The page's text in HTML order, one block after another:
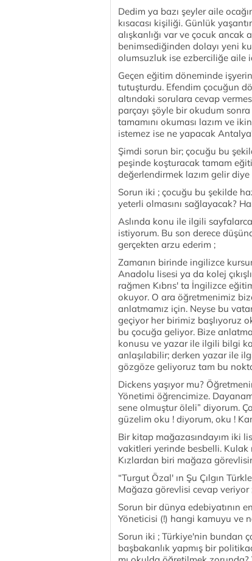
Dedim ya bazı şeyler aile
kısacası kişiliği. Günlük
alışkanlığı var ve çocuk ancak
benimsediğinden dolayı yeni
olumsuzluk ise ezberciliğe aile
Geçen eğitim döneminde
tutuşturdu. Efendim çocuğun
altındaki sorulara cevap
parçayı şöyle bir okudum
tamamını okuması lazım ve
istemez ise ne yapacak
Şimdi sorun bir; çocuğu bu
peşinde koşturacak tamam
değerlendirmek lazım gelir
Sorun iki ; çocuğu bu şekilde
yeterli olmasını sağlayacak?
Aslında konu ile ilgili
istiyorum. Bu son derece
gerçekten arzu ederim ;
Zamanın birinde ingilizce
Anadolu lisesi ya da kolej
rağmen Kıbrıs' ta İngilizce
okuyor. O ara öğretmenimiz
anlatmamız için. Neyse bu
geçiyor her birimiz başlıyoruz
bu çocuğa geliyor. Bize
konusu ve yazar ile ilgili bilgi
anlaşılabilir; derken yazar ile
gözgöze geliyoruz tam bu
Dickens yaşıyor mu?
Yönetimi öğrencimize.
sene olmuştur öleli” diyorum.
güzelim oku ! diyorum, oku !
Bir kitap mağazasındayım iki
vakitleri yerinde besbelli.
Kızlardan biri mağaza
“Turgut Özal' ın Şu Çılgın
Mağaza görevlisi cevap veriyor
Sorun bir dünya edebiyatının
Yöneticisi (!) hangi kamuyu ve
Sorun iki ; Türkiye'nin bundan
başbakanlık yapmış bir